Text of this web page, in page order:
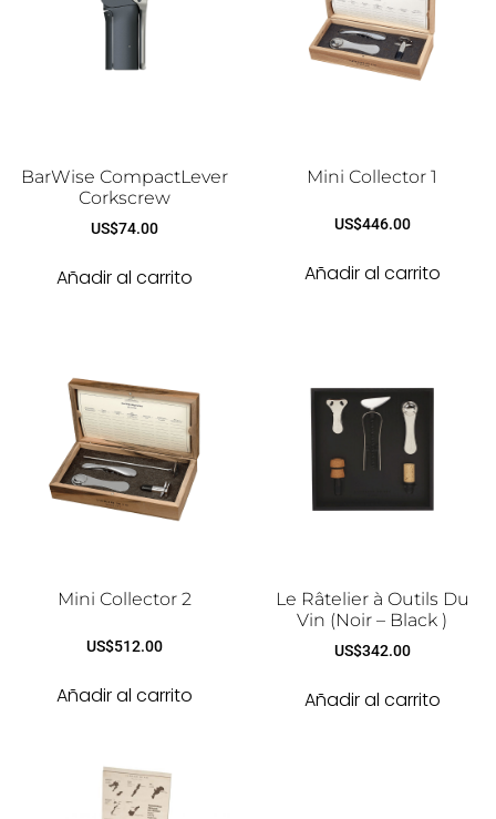
BarWise CompactLever
Corkscrew
US$74.00
Añadir al carrito
Mini Collector 1
US$446.00
Añadir al carrito
Mini Collector 2
US$512.00
Añadir al carrito
Le Râtelier à Outils Du
Vin (Noir – Black )
US$342.00
Añadir al carrito